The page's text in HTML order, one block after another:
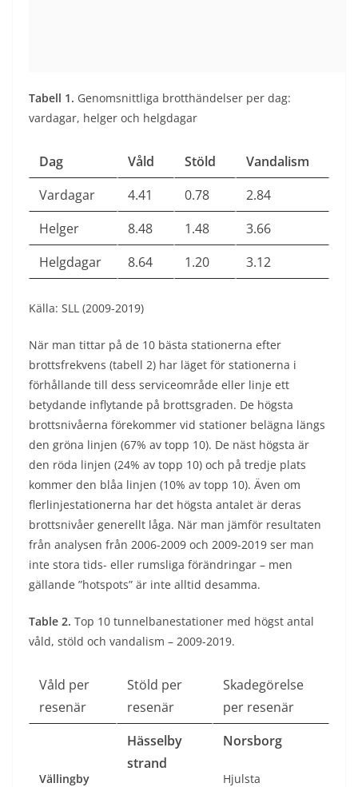
Tabell 1. Genomsnittliga brotthändelser per dag:
vardagar, helger och helgdagar
Dag Våld Stöld
Vandalism
Vardagar
4.41 0.78
2.84
Helger
8.48 1.48
3.66
Helgdagar
8.64 1.20 3.12
Källa: SLL (2009-2019)
När man tittar på de 10 bästa stationerna efter
brottsfrekvens (tabell 2) har läget för stationerna i
förhållande till dess serviceområde eller linje ett
betydande inflytande på brottsgraden. De högsta
brottsnivåerna förekommer vid stationer belägna längs
den gröna linjen (67% av topp 10). De näst högsta är
den röda linjen (24% av topp 10) och på tredje plats
kommer den blåa linjen (10% av topp 10). Även om
flerlinjestationerna har det högsta antalet är deras
brottsnivåer generellt låga. När man jämför resultaten
från analysen från 2006-2009 och 2009-2019 ser man
inte stora tids- eller rumsliga förändringar – men
gällande ”hotspots” är inte alltid desamma.
Table 2. Top 10 tunnelbanestationer med högst antal
våld, stöld och vandalism – 2009-2019.
Våld per
resenär
Stöld per
resenär
Skadegörelse
per resenär
Vällingby
Hässelby
strand
Norsborg
Hjulsta